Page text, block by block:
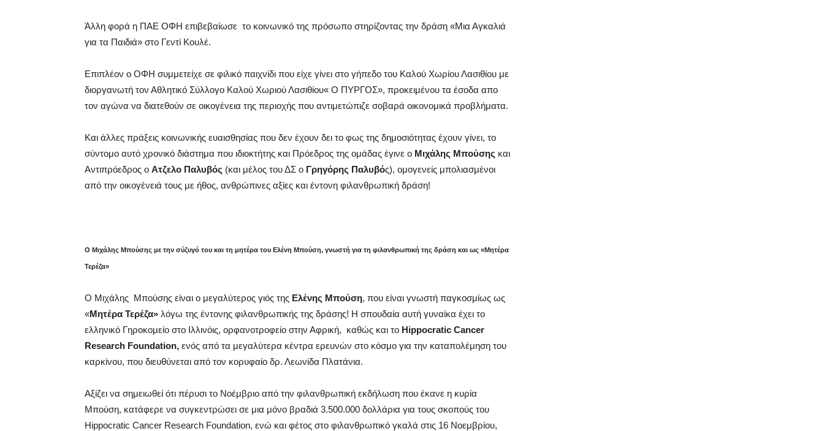
Άλλη φορά η ΠΑΕ ΟΦΗ επιβεβαίωσε το κοινωνικό της πρόσωπο στηρίζοντας την δράση «Μια Αγκαλιά
για τα Παιδιά» στο Γεντί Κουλέ.
Επιπλέον ο ΟΦΗ συμμετείχε σε φιλικό παιχνίδι που είχε γίνει στο γήπεδο του Καλού Χωρίου Λασιθίου με
διοργανωτή τον Αθλητικό Σύλλογο Καλού Χωριού Λασιθίου« Ο ΠΥΡΓΟΣ», προκειμένου τα έσοδα απο
τον αγώνα να διατεθούν σε οικογένεια της περιοχής που αντιμετώπιζε σοβαρά οικονομικά προβλήματα.
Και άλλες πράξεις κοινωνικής ευαισθησίας που δεν έχουν δει το φως της δημοσιότητας έχουν γίνει, το
σύντομο αυτό χρονικό διάστημα που ιδιοκτήτης και Πρόεδρος της ομάδας έγινε ο Μιχάλης Μπούσης και
Αντιπρόεδρος ο Ατζελο Παλυβός (και μέλος του ΔΣ ο Γρηγόρης Παλυβός), ομογενείς μπολιασμένοι
από την οικογένειά τους με ήθος, ανθρώπινες αξίες και έντονη φιλανθρωπική δράση!
Ο Μιχάλης Μπούσης με την σύζυγό του και τη μητέρα του Ελένη Μπούση, γνωστή για τη φιλανθρωπική της δράση και ως «Μητέρα
Τερέζα»
Ο Μιχάλης Μπούσης είναι ο μεγαλύτερος γιός της Ελένης Μπούση, που είναι γνωστή παγκοσμίως ως
«Μητέρα Τερέζα» λόγω της έντονης φιλανθρωπικής της δράσης! Η σπουδαία αυτή γυναίκα έχει το
ελληνικό Γηροκομείο στο Ιλλινόις, ορφανοτροφείο στην Αφρική, καθώς και το Hippocratic Cancer
Research Foundation, ενός από τα μεγαλύτερα κέντρα ερευνών στο κόσμο για την καταπολέμηση του
καρκίνου, που διευθύνεται από τον κορυφαίο δρ. Λεωνίδα Πλατάνια.
Αξίζει να σημειωθεί ότι πέρυσι το Νοέμβριο από την φιλανθρωπική εκδήλωση που έκανε η κυρία
Μπούση, κατάφερε να συγκεντρώσει σε μια μόνο βραδιά 3.500.000 δολλάρια για τους σκοπούς του
Hippocratic Cancer Research Foundation, ενώ και φέτος στο φιλανθρωπικό γκαλά στις 16 Νοεμβρίου,